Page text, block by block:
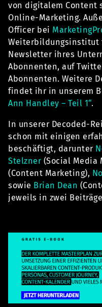
von digitalem Content
Online-Marketing.
Officer bei
Weiterbildungsinstitut
Newsletter ihres
Abonnenten, auf
Abonnenten. Weitere
findet ihr in unserem
Ann Handley – Teil 1“.
In unserer Decoded-
schon mit einigen
beschäftigt, darunter
Stelzner (Social Media
(Content Marketing),
sowie Brian Dean
jeweils in zwei